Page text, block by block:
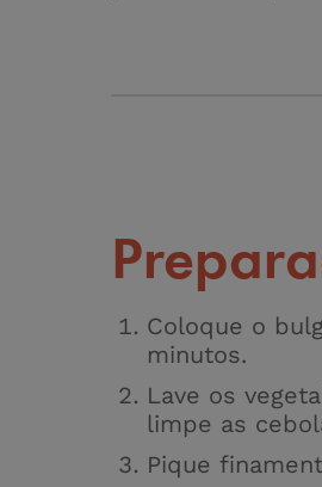
Coloque o
minutos.
Lave os
limpe as
Pique